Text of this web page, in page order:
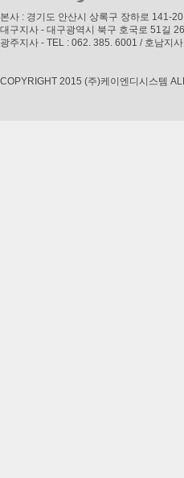
본사 : 경기도 안산시 상록구 장하로 141-
대구지사 - 대구광역시 북구 호국로 51길
광주지사 - TEL : 062. 385. 6001 / 호남지
COPYRIGHT 2015 (주)케이엔디시스템